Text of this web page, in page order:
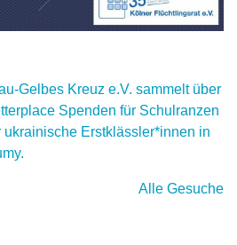
Gelbes Kreuz e.V. sammelt über
Spenden für Schulranzen
ukrainische Erstklässler*innen in
Alle Gesuche